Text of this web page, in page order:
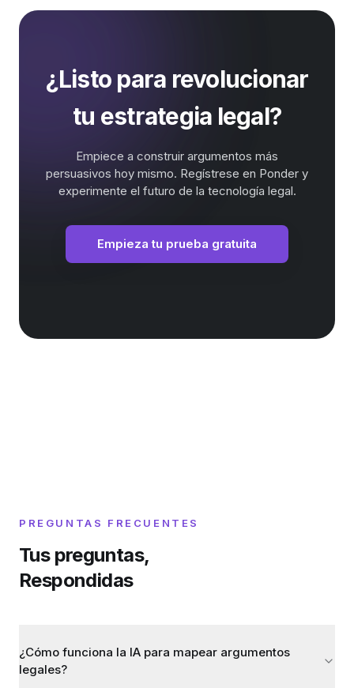
¿Listo para revolucionar
tu estrategia legal?
Empiece a construir argumentos más
persuasivos hoy mismo. Regístrese en Ponder y
experimente el futuro de la tecnología legal.
Empieza tu prueba gratuita
PREGUNTAS FRECUENTES
Tus preguntas,
Respondidas
¿Cómo funciona la IA para mapear argumentos
legales?